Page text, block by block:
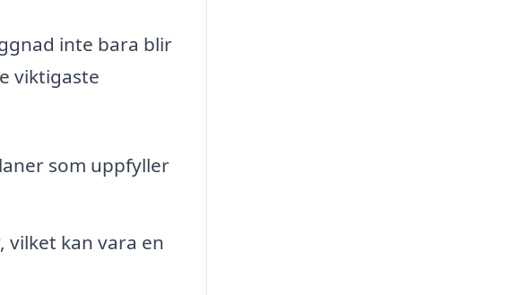
inte bara blir
viktigaste
som uppfyller
vilket kan vara en